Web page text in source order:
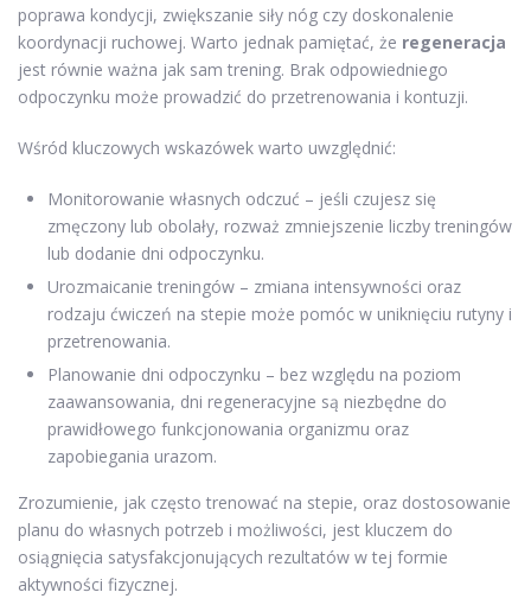
poprawa kondycji, zwiększanie siły nóg czy doskonalenie
koordynacji ruchowej. Warto jednak pamiętać, że regeneracja
jest równie ważna jak sam trening. Brak odpowiedniego
odpoczynku może prowadzić do przetrenowania i kontuzji.
Wśród kluczowych wskazówek warto uwzględnić:
Monitorowanie własnych odczuć – jeśli czujesz się
zmęczony lub obolały, rozważ zmniejszenie liczby treningów
lub dodanie dni odpoczynku.
Urozmaicanie treningów – zmiana intensywności oraz
rodzaju ćwiczeń na stepie może pomóc w uniknięciu rutyny i
przetrenowania.
Planowanie dni odpoczynku – bez względu na poziom
zaawansowania, dni regeneracyjne są niezbędne do
prawidłowego funkcjonowania organizmu oraz
zapobiegania urazom.
Zrozumienie, jak często trenować na stepie, oraz dostosowanie
planu do własnych potrzeb i możliwości, jest kluczem do
osiągnięcia satysfakcjonujących rezultatów w tej formie
aktywności fizycznej.